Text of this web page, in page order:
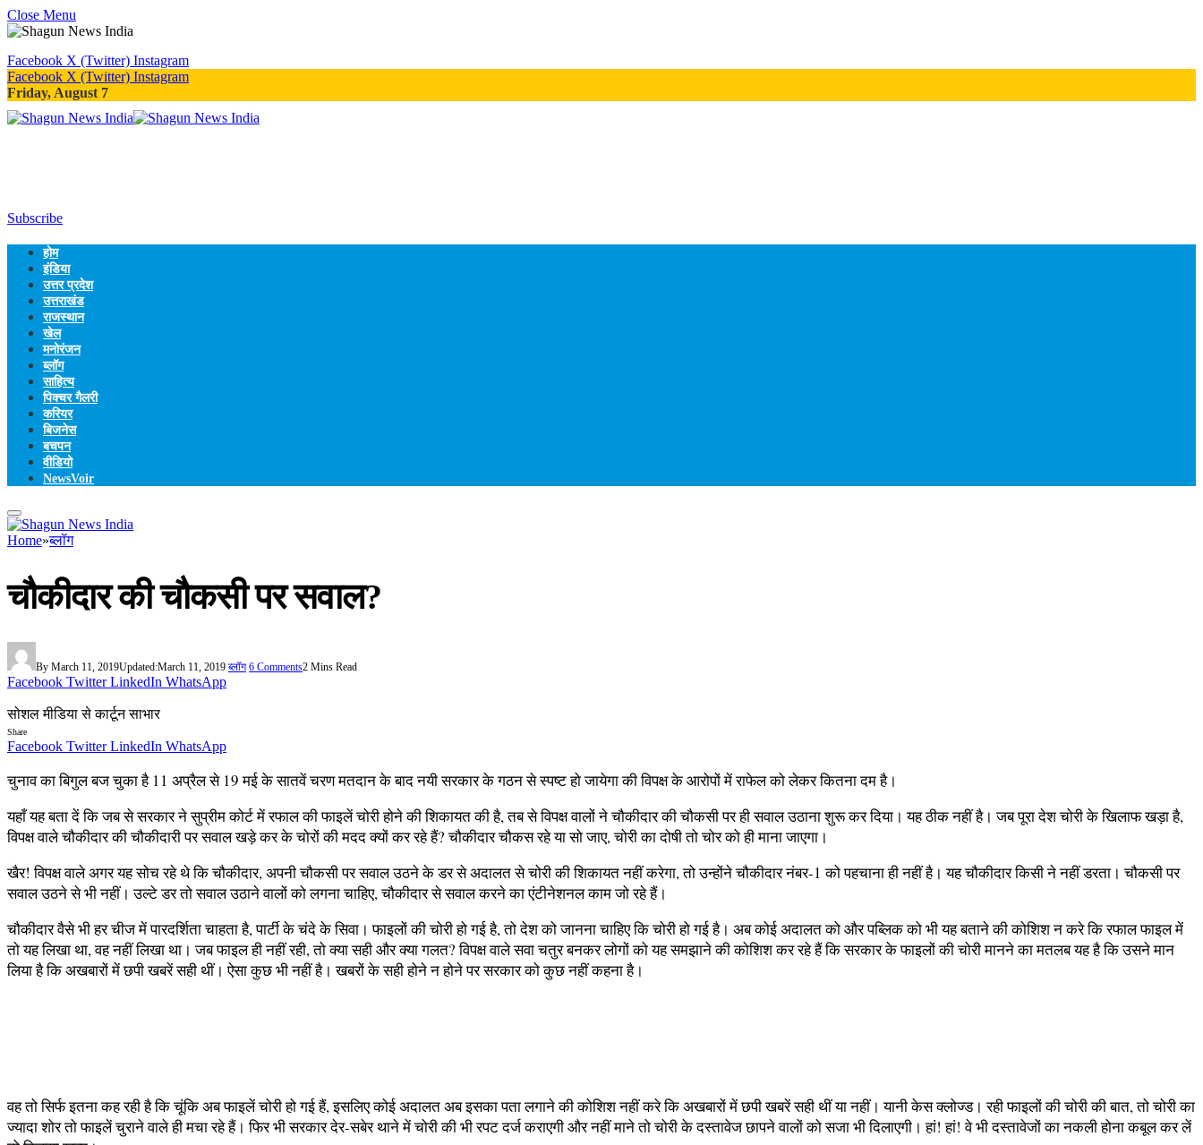
Close Menu
Facebook X (Twitter) Instagram
Facebook X (Twitter) Instagram
Friday, August 7
Subscribe
होम
इंडिया
उत्तर प्रदेश
उत्तराखंड
राजस्थान
खेल
मनोरंजन
ब्लॉग
साहित्य
पिक्चर गैलरी
करियर
बिजनेस
बचपन
वीडियो
NewsVoir
Home»ब्लॉग
चौकीदार की चौकसी पर सवाल?
By March 11, 2019Updated:March 11, 2019 ब्लॉग 6 Comments2 Mins Read
Facebook Twitter LinkedIn WhatsApp
सोशल मीडिया से कार्टून साभार
Share
Facebook Twitter LinkedIn WhatsApp
चुनाव का बिगुल बज चुका है 11 अप्रैल से 19 मई के सातवें चरण मतदान के बाद नयी सरकार के गठन से स्पष्ट हो जायेगा की विपक्ष के आरोपों में राफेल को लेकर कितना दम है।
यहाँ यह बता दें कि जब से सरकार ने सुप्रीम कोर्ट में रफाल की फाइलें चोरी होने की शिकायत की है, तब से विपक्ष वालों ने चौकीदार की चौकसी पर ही सवाल उठाना शुरू कर दिया। यह ठीक नहीं है। जब पूरा देश चोरी के खिलाफ खड़ा है,
विपक्ष वाले चौकीदार की चौकीदारी पर सवाल खड़े कर के चोरों की मदद क्यों कर रहे हैं? चौकीदार चौकस रहे या सो जाए, चोरी का दोषी तो चोर को ही माना जाएगा।
खैर! विपक्ष वाले अगर यह सोच रहे थे कि चौकीदार, अपनी चौकसी पर सवाल उठने के डर से अदालत से चोरी की शिकायत नहीं करेगा, तो उन्होंने चौकीदार नंबर-1 को पहचाना ही नहीं है। यह चौकीदार किसी ने नहीं डरता। चौकसी पर
सवाल उठने से भी नहीं। उल्टे डर तो सवाल उठाने वालों को लगना चाहिए, चौकीदार से सवाल करने का एंटीनेशनल काम जो रहे हैं।
चौकीदार वैसे भी हर चीज में पारदर्शिता चाहता है, पार्टी के चंदे के सिवा। फाइलों की चोरी हो गई है, तो देश को जानना चाहिए कि चोरी हो गई है। अब कोई अदालत को और पब्लिक को भी यह बताने की कोशिश न करे कि रफाल फाइल में
तो यह लिखा था, वह नहीं लिखा था। जब फाइल ही नहीं रही, तो क्या सही और क्या गलत? विपक्ष वाले सवा चतुर बनकर लोगों को यह समझाने की कोशिश कर रहे हैं कि सरकार के फाइलों की चोरी मानने का मतलब यह है कि उसने मान
लिया है कि अखबारों में छपी खबरें सही थीं। ऐसा कुछ भी नहीं है। खबरों के सही होने न होने पर सरकार को कुछ नहीं कहना है।
वह तो सिर्फ इतना कह रही है कि चूंकि अब फाइलें चोरी हो गई हैं, इसलिए कोई अदालत अब इसका पता लगाने की कोशिश नहीं करे कि अखबारों में छपी खबरें सही थीं या नहीं। यानी केस क्लोज्ड। रही फाइलों की चोरी की बात, तो चोरी का
ज्यादा शोर तो फाइलें चुराने वाले ही मचा रहे हैं। फिर भी सरकार देर-सबेर थाने में चोरी की भी रपट दर्ज कराएगी और नहीं माने तो चोरी के दस्तावेज छापने वालों को सजा भी दिलाएगी। हां! हां! वे भी दस्तावेजों का नकली होना कबूल कर लें